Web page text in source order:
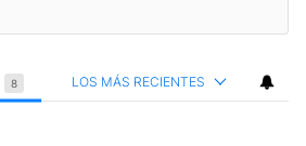
8 LOS MÁS RECIENTES